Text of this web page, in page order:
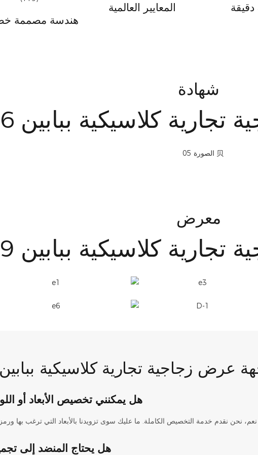
هندسة مصممة
المعايير العالمية
شهادة
معرض
هل يمكنني تخصيص الأبعاد أو
هل يحتاج المنضد إلى